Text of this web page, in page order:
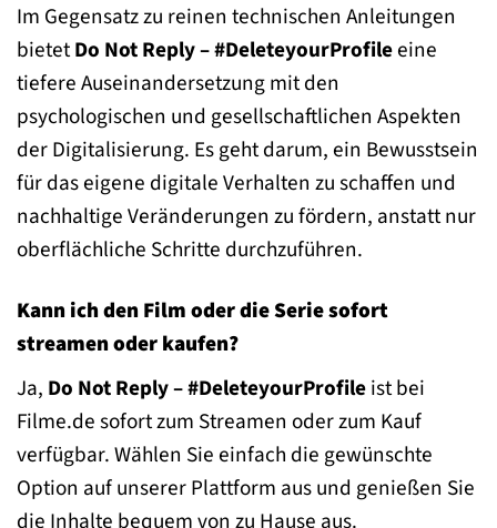
Im Gegensatz zu reinen technischen Anleitungen
bietetDo Not Reply – #DeleteyourProfileeine
tiefere Auseinandersetzung mit den
psychologischen und gesellschaftlichen Aspekten
der Digitalisierung. Es geht darum, ein Bewusstsein
für das eigene digitale Verhalten zu schaffen und
nachhaltige Veränderungen zu fördern, anstatt nur
oberflächliche Schritte durchzuführen.
Kann ich den Film oder die Serie sofort
streamen oder kaufen?
Ja, Do Not Reply – #DeleteyourProfileist bei
Filme.de sofort zum Streamen oder zum Kauf
verfügbar. Wählen Sie einfach die gewünschte
Option auf unserer Plattform aus und genießen Sie
die Inhalte bequem von zu Hause aus.